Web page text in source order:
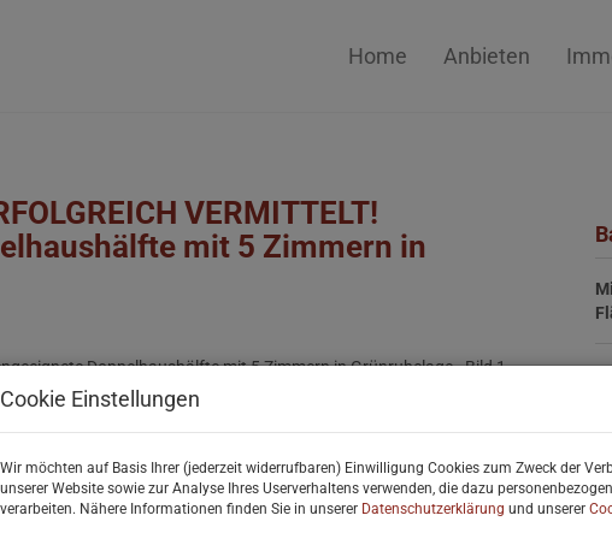
Home Anbieten
VERMITTELT!
mit 5 Zimmern in
Cookie Einstellungen
Wir möchten auf Basis Ihrer (jederzeit widerrufbaren) Einwilligung Cookies zum Zweck der
unserer Website sowie zur Analyse Ihres Userverhaltens verwenden, die dazu
verarbeiten. Nähere Informationen finden Sie in unserer Datenschutzerklärung und unserer